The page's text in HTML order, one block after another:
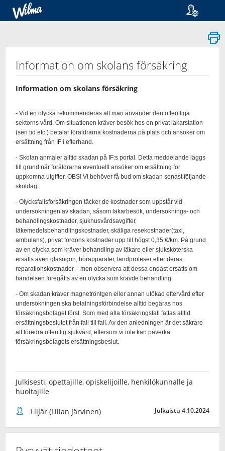
Suomi
Svenska
Information om skolans försäkring
Information om skolans försäkring
Julkisesti, opettajille, opiskelijoille, henkilökunnalle ja
huoltajille
LilJär (Lilian Järvinen) Julkaistu 4.10.2024